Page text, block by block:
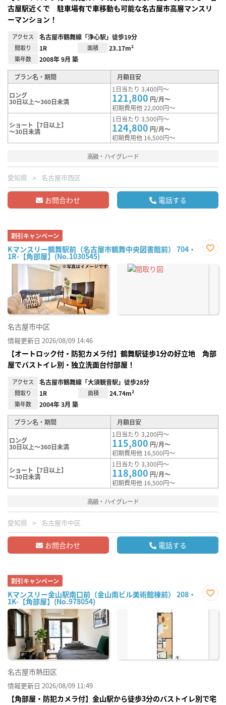
古屋駅近くで 駐車場有で車移動も可能な名古屋市高層マンスリ
ーマンション！
アクセス 名古屋市鶴舞線「浄心駅」徒歩19分
間取り 1R 面積 23.17m²
築年数 2008年 9月 築
プラン名・期間 月額目安
ロング
30日以上～360日未満
1日当たり 3,400円～
121,800 円/月～
初期費用他 22,000円～
ショート【7日以上】
～30日未満
1日当たり 3,500円～
124,800 円/月～
初期費用他 16,500円～
高級・ハイグレード
愛知県 名古屋市西区
お問合わせ 電話する
割引キャンペーン
Kマンスリー鶴舞駅前（名古屋市鶴舞中央図書館前） 704・
1R-【角部屋】(No.1030545)
に入
名古屋市中区
情報更新日 2026/08/09 14:46
【オートロック付・防犯カメラ付】鶴舞駅徒歩1分の好立地 角部
屋でバストイレ別・独立洗面台付部屋！
アクセス 名古屋市鶴舞線「大須観音駅」徒歩28分
間取り 1R 面積 24.74m²
築年数 2004年 3月 築
プラン名・期間 月額目安
ロング
30日以上～360日未満
1日当たり 3,200円～
115,800 円/月～
初期費用他 16,500円～
ショート【7日以上】
～30日未満
1日当たり 3,300円～
118,800 円/月～
初期費用他 16,500円～
高級・ハイグレード
愛知県 名古屋市中区
お問合わせ 電話する
割引キャンペーン
Kマンスリー金山駅南口前（金山南ビル美術館棟前） 208・
1K-【角部屋】(No.978054)
に入
名古屋市熱田区
情報更新日 2026/08/09 11:49
【角部屋・防犯カメラ付】金山駅から徒歩3分のバストイレ別で宅